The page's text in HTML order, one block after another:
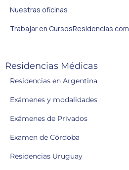
Nuestras oficinas
Trabajar en CursosResidencias.com
Residencias Médicas
Residencias en Argentina
Exámenes y modalidades
Exámenes de Privados
Examen de Córdoba
Residencias Uruguay